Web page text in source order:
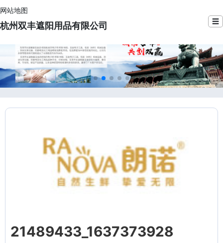
网站地图
杭州双丰遮阳用品有限公司 ☰
21489433_1637373928